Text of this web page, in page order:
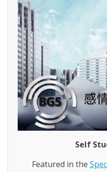
Self
Featured in the